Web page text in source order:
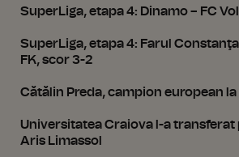
SuperLiga, etapa 4: Dinamo – FC
SuperLiga, etapa 4: Farul
FK, scor 3-2
Cătălin Preda, campion european
Universitatea Craiova l-a transferat
Aris Limassol